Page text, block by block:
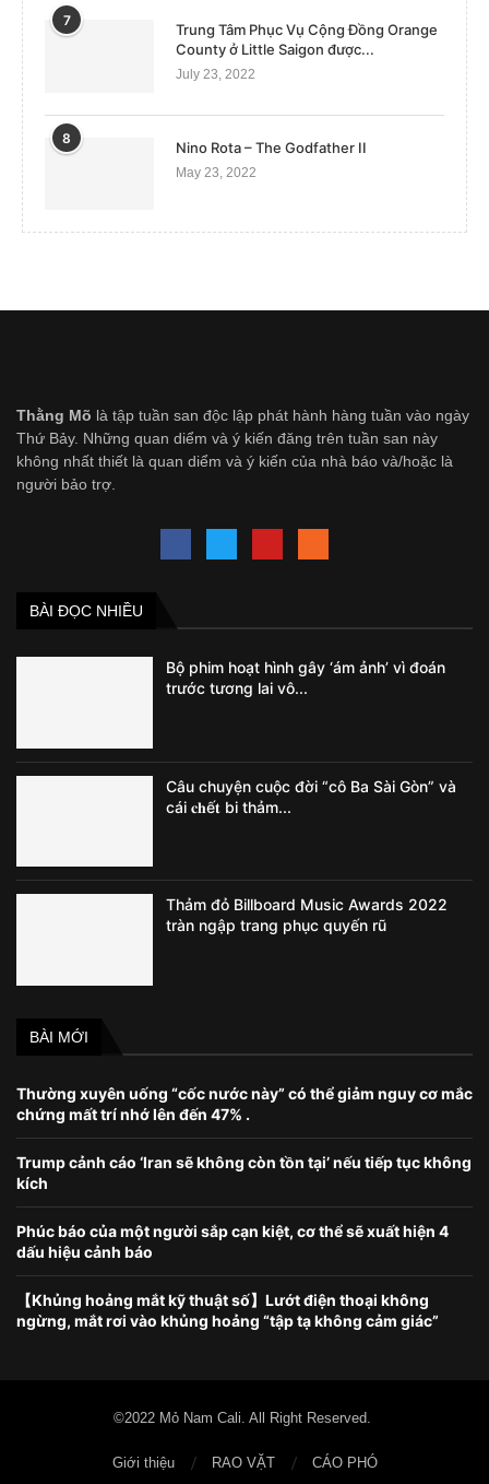
7
Trung Tâm Phục Vụ Cộng Đồng Orange
County ở Little Saigon được...
July 23, 2022
8
Nino Rota – The Godfather II
May 23, 2022
Thằng Mõ là tập tuần san độc lập phát hành hàng tuần vào ngày
Thứ Bảy. Những quan diểm và ý kiến đăng trên tuần san này
không nhất thiết là quan diểm và ý kiến của nhà báo và/hoặc là
người bảo trợ.
BÀI ĐỌC NHIỀU
Bộ phim hoạt hình gây ‘ám ảnh’ vì đoán
trước tương lai vô...
Câu chuyện cuộc đời “cô Ba Sài Gòn” và
cái 𝐜𝐡ế𝐭 bi thảm...
Thảm đỏ Billboard Music Awards 2022
tràn ngập trang phục quyến rũ
BÀI MỚI
Thường xuyên uống “cốc nước này” có thể giảm nguy cơ mắc
chứng mất trí nhớ lên đến 47% .
Trump cảnh cáo ‘Iran sẽ không còn tồn tại’ nếu tiếp tục không
kích
Phúc báo của một người sắp cạn kiệt, cơ thể sẽ xuất hiện 4
dấu hiệu cảnh báo
【Khủng hoảng mắt kỹ thuật số】Lướt điện thoại không
ngừng, mắt rơi vào khủng hoảng “tập tạ không cảm giác”
©2022 Mỏ Nam Cali. All Right Reserved.
Giới thiệu RAO VẶT CÁO PHÓ